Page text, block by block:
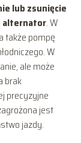
lub zsunięcie
alternator. W
także pompę
W
ale może
brak
precyzyjne
jest
jazdy.